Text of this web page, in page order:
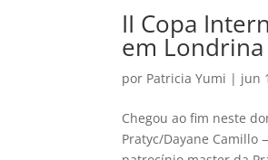
II Copa
em Londrina
por Patricia Yumi | jun
Chegou ao fim neste
Pratyc/Dayane